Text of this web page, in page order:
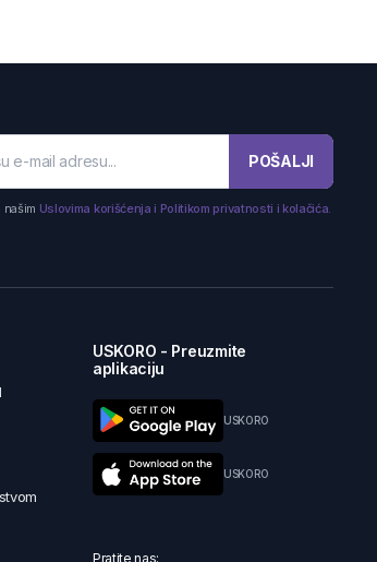
POŠALJI
Uslovima korišćenja i Politikom privatnosti i kolačića.
USKORO - Preuzmite
aplikaciju
USKORO
USKORO
Pratite nas: